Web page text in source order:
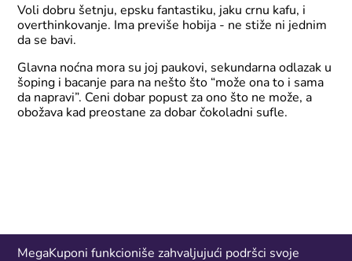
Voli dobru šetnju, epsku fantastiku, jaku crnu kafu, i
overthinkovanje. Ima previše hobija - ne stiže ni jednim
da se bavi.
Glavna noćna mora su joj paukovi, sekundarna odlazak u
šoping i bacanje para na nešto što “može ona to i sama
da napravi”. Ceni dobar popust za ono što ne može, a
obožava kad preostane za dobar čokoladni sufle.
MegaKuponi funkcioniše zahvaljujući podršci svoje